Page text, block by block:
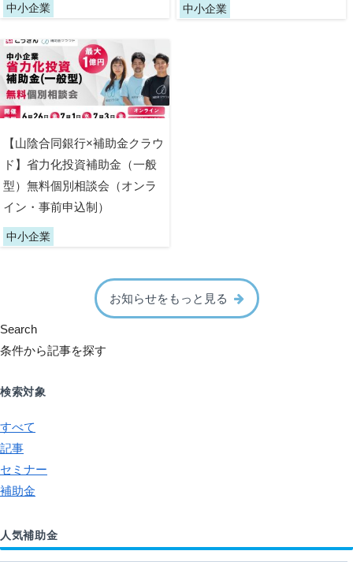
中小企業 中小企業
【山陰合同銀行×補助金クラウ
ド】省力化投資補助金（一般
型）無料個別相談会（オンラ
イン・事前申込制）
中小企業
お知らせをもっと見る
Search
条件から記事を探す
検索対象
すべて
記事
セミナー
補助金
人気補助金